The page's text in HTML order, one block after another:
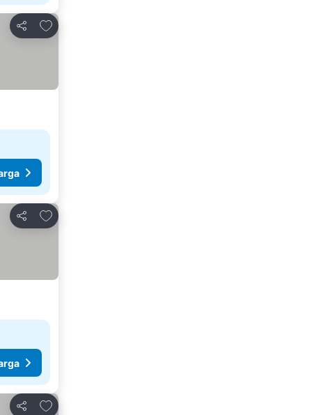
Bagikan
Tambahkan ke favorit
Bagikan
Tambahkan ke favorit
Bagikan
Tambahkan ke favorit